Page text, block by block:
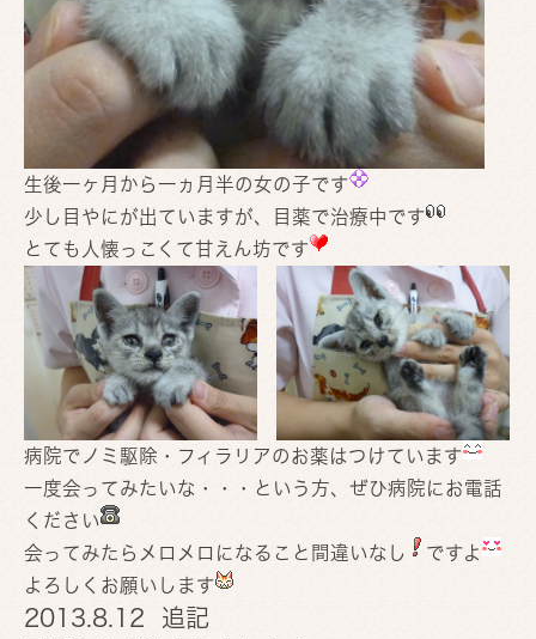
生後一ヶ月から一ヵ月半の女の子です
少し目やにが出ていますが、目薬で治療中です
とても人懐っこくて甘えん坊です
病院でノミ駆除・フィラリアのお薬はつけています
一度会ってみたいな・・・という方、ぜひ病院にお電話
ください
会ってみたらメロメロになること間違いなし
ですよ
よろしくお願いします
2013.8.12 追記